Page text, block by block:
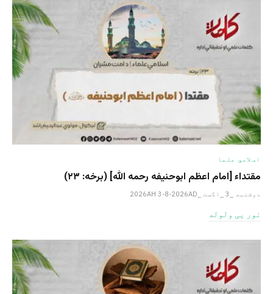
اسلامي علما
مقتداء [امام اعظم ابوحنیفه رحمه الله‎] (برخه: ۲۳)
دوشنبه _3 _اگست _2026AH 3-8-2026AD
نور یی ولوله